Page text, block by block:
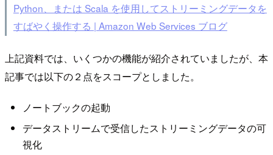
Python、または Scala を使用してストリーミングデータを
すばやく操作する | Amazon Web Services ブログ
上記資料では、いくつかの機能が紹介されていましたが、本
記事では以下の２点をスコープとしました。
ノートブックの起動
データストリームで受信したストリーミングデータの可
視化